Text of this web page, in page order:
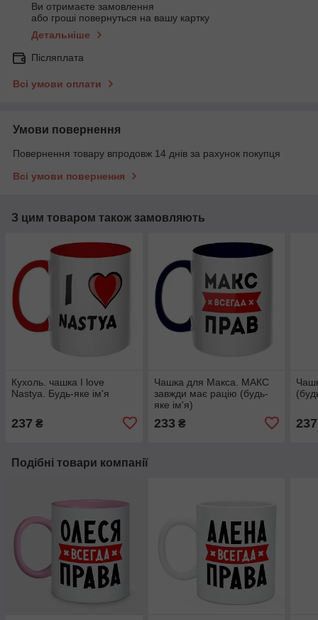
Ви отримаєте замовлення
або гроші повернуться на вашу картку
Детальніше
Післяплата
Всі умови оплати
Умови повернення
Повернення товару впродовж 14 днів за рахунок покупця
Всі умови повернення
З цим товаром також замовляють
Кухоль. чашка I love
Nastya. Будь-яке ім'я
237 ₴
Чашка для Макса. МАКС
завжди має рацію (будь-
яке ім'я)
233 ₴ 237
Подібні товари компанії